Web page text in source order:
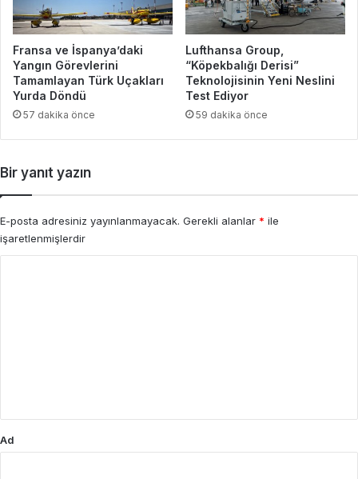
Fransa ve İspanya’daki
Yangın Görevlerini
Tamamlayan Türk Uçakları
Yurda Döndü
57 dakika önce
Lufthansa Group,
“Köpekbalığı Derisi”
Teknolojisinin Yeni Neslini
Test Ediyor
59 dakika önce
Bir yanıt yazın
E-posta adresiniz yayınlanmayacak. Gerekli alanlar * ile
işaretlenmişlerdir
Ad